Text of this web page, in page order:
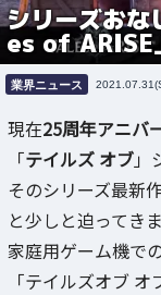
シリーズおな
es of ARISE
業界ニュース
現在25周年アニバ
「テイルズ オブ」
そのシリーズ最新
と少しと迫ってき
家庭用ゲーム機で
「テイルズオブ